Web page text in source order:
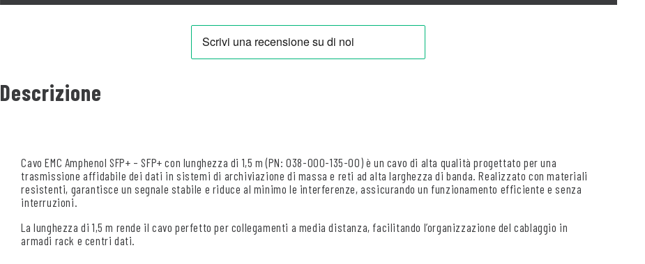
Descrizione
Cavo EMC Amphenol SFP+ – SFP+ con lunghezza di 1,5 m (PN: 038-000-135-00) è un cavo di alta qualità progettato per una
trasmissione affidabile dei dati in sistemi di archiviazione di massa e reti ad alta larghezza di banda. Realizzato con materiali
resistenti, garantisce un segnale stabile e riduce al minimo le interferenze, assicurando un funzionamento efficiente e senza
interruzioni.
La lunghezza di 1,5 m rende il cavo perfetto per collegamenti a media distanza, facilitando l’organizzazione del cablaggio in
armadi rack e centri dati.